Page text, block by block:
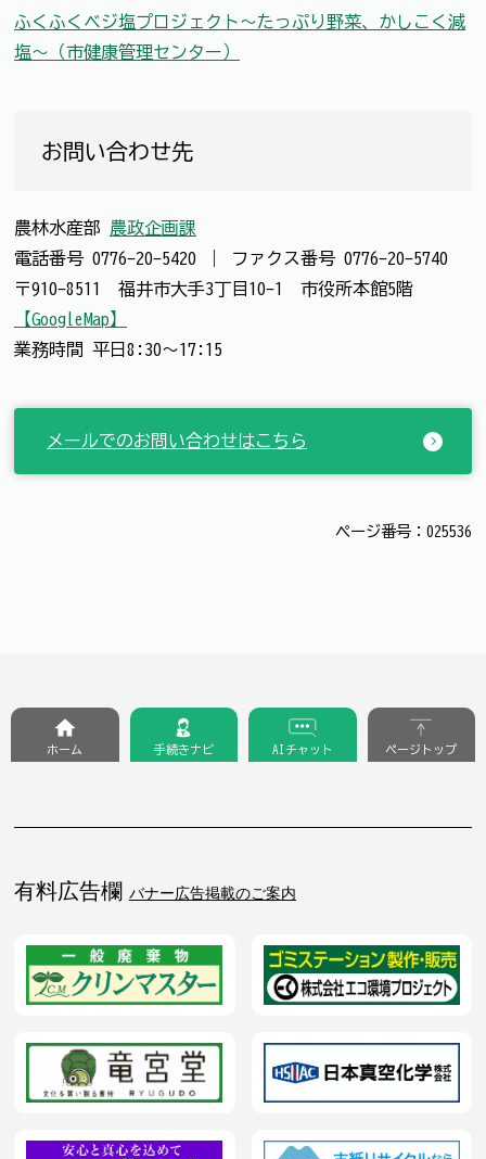
ふくふくベジ塩プロジェクト～たっぷり野菜、かしこく減
塩～（市健康管理センター）
お問い合わせ先
農林水産部 農政企画課
電話番号 0776-20-5420 ファクス番号 0776-20-5740
〒910-8511 福井市大手3丁目10-1 市役所本館5階
【GoogleMap】
業務時間 平日8:30～17:15
メールでのお問い合わせはこちら
ページ番号：025536
有料広告欄 バナー広告掲載のご案内
ホーム 手続きナビ AIチャット ページトップ